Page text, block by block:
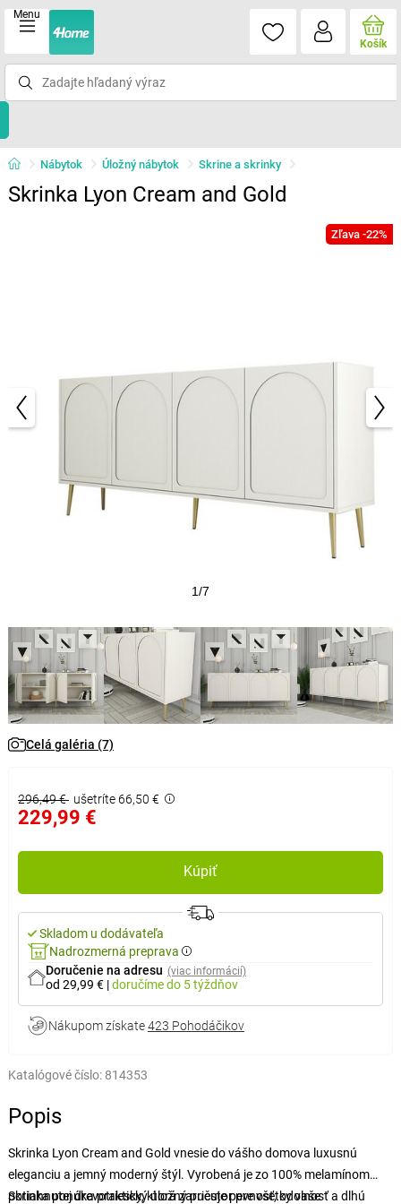
Menu
Košík
Nábytok Úložný nábytok Skrine a skrinky
Skrinka Lyon Cream and Gold
Zľava -22%
1/7
Celá galéria (7)
296,49 € ušetríte 66,50 €
229,99 €
Kúpiť
Skladom u dodávateľa
Nadrozmerná preprava
Doručenie na adresu (viac informácií)
od 29,99 € |doručímedo 5 týždňov
Nákupom získate423 Pohodáčikov
Katalógové číslo: 814353
Popis
Skrinka Lyon Cream and Gold vnesie do vášho domova luxusnú
eleganciu a jemný moderný štýl. Vyrobená je zo 100% melamínom
potiahnutej drevotriesky, ktorá zaručuje pevnosť, odolnosť a dlhú
Skrinka ponúka praktický úložný priestor pre všetky vaše